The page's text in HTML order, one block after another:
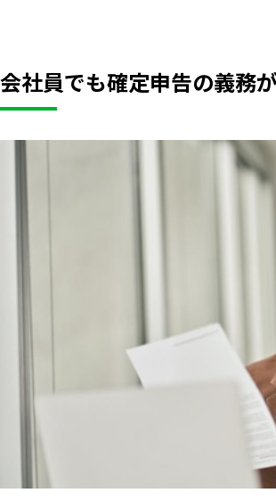
会社員でも確定申告の義務